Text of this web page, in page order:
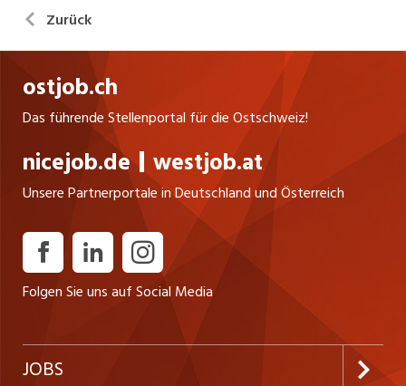
Zurück
ostjob.ch
Das führende Stellenportal für die Ostschweiz!
nicejob.de westjob.at
Unsere Partnerportale in Deutschland und Österreich
Folgen Sie uns auf Social Media
JOBS